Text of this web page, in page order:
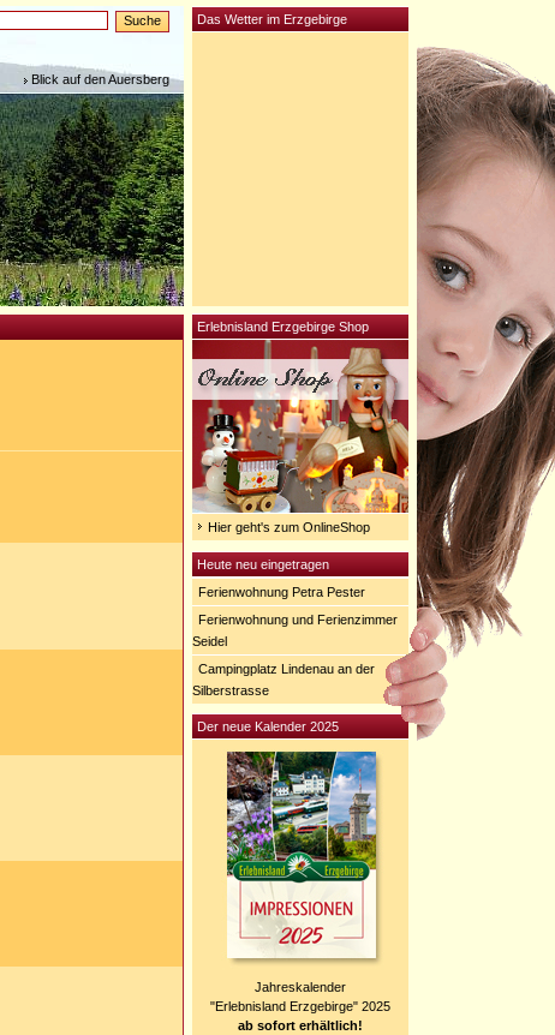
Blick auf den Auersberg
Erlebnisland Erzgebirge Shop
Hier geht's zum OnlineShop
Heute neu eingetragen
Ferienwohnung Petra Pester
Ferienwohnung und Ferienzimmer
Seidel
Campingplatz Lindenau an der
Silberstrasse
Der neue Kalender 2025
Jahreskalender
"Erlebnisland Erzgebirge" 2025
ab sofort erhältlich!
Das Wetter im Erzgebirge